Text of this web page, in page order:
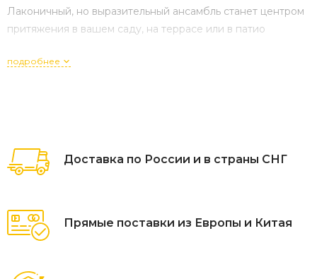
Лаконичный, но выразительный ансамбль станет центром
притяжения в вашем саду, на террасе или в патио
подробнее
Доставка по России и в страны СНГ
Прямые поставки из Европы и Китая